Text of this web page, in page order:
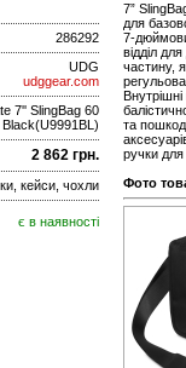
286292
UDG
udggear.com
7'' SlingBag 60
Black(U9991BL)
2 862 грн.
кейси, чохли
є в наявності
7”
для
7-
відділ
частину,
та
ручки для
Фото